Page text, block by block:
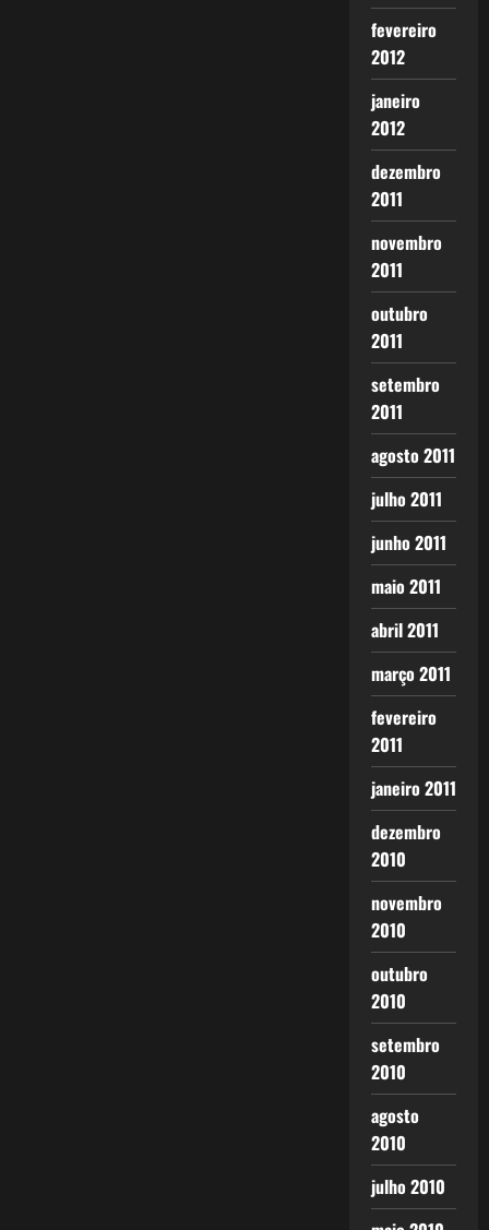
fevereiro
2012
janeiro
2012
dezembro
2011
novembro
2011
outubro
2011
setembro
2011
agosto 2011
julho 2011
junho 2011
maio 2011
abril 2011
março 2011
fevereiro
2011
janeiro 2011
dezembro
2010
novembro
2010
outubro
2010
setembro
2010
agosto
2010
julho 2010